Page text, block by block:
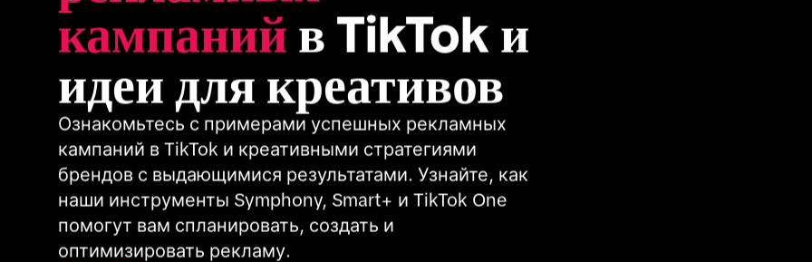
кампаний в TikTok и
идеи для креативов
Ознакомьтесь с примерами успешных рекламных
кампаний в TikTok и креативными стратегиями
брендов с выдающимися результатами. Узнайте, как
наши инструменты Symphony, Smart+ и TikTok One
помогут вам спланировать, создать и
оптимизировать рекламу.